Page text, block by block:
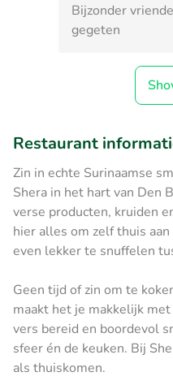
Bijzonder
gegeten
Restaurant
Zin in echte Surinaamse
Shera in het hart van Den
verse producten, kruiden
hier alles om zelf thuis
even lekker te snuffelen
Geen tijd of zin om te
maakt het je makkelijk
vers bereid en boordevol
sfeer én de keuken. Bij
als thuiskomen.